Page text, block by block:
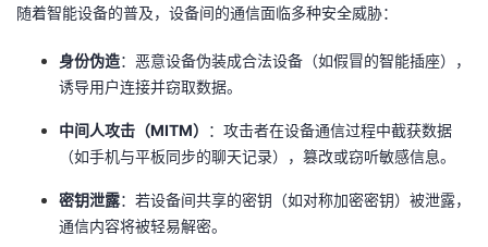
随着智能设备的普及，设备间的通信面临多种安全威胁：
​身份伪造​​：恶意设备伪装成合法设备（如假冒的智能插座），
诱导用户连接并窃取数据。
​中间人攻击（MITM）​
​：攻击者在设备通信过程中截获数据
（如手机与平板同步的聊天记录），篡改或窃听敏感信息。
​密钥泄露​​：若设备间共享的密钥（如对称加密密钥）被泄露，
通信内容将被轻易解密。